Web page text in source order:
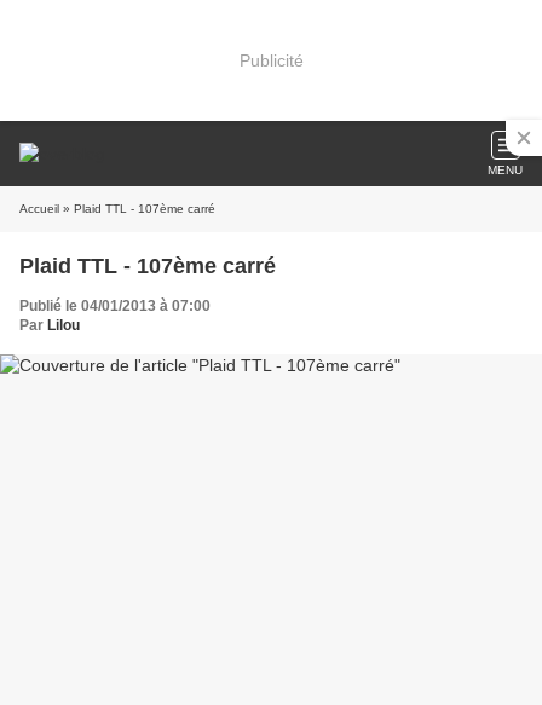
Publicité
MENU
Accueil » Plaid TTL - 107ème carré
Plaid TTL - 107ème carré
Publié le 04/01/2013 à 07:00
Par Lilou